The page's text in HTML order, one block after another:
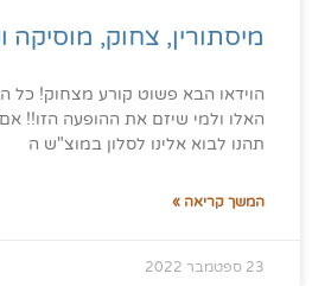
מיסתורין, צחוק, מוסיקה
הוידאו הבא פשוט קורע מצחוק! כל
האלו ולמי שיזם את ההופעה הזו!!
תהנו לבוא אלינו לסלון במוצ"ש ה
המשך קריאה »
23 ספטמבר 2022